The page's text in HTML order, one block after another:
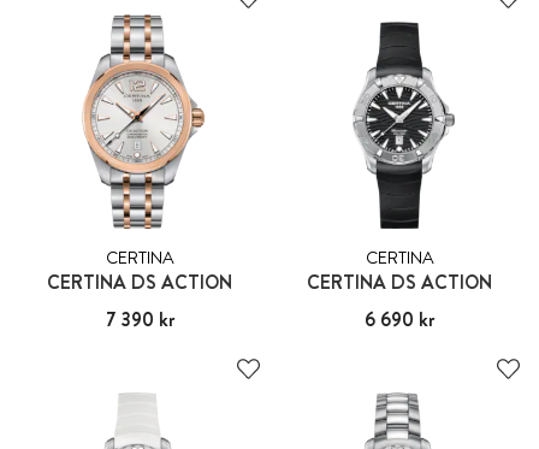
CERTINA
CERTINA DS ACTION
Pris :7 390 kr
7 390 kr
CERTINA
CERTINA DS ACTION
Pris:6 690 kr
6 690 kr